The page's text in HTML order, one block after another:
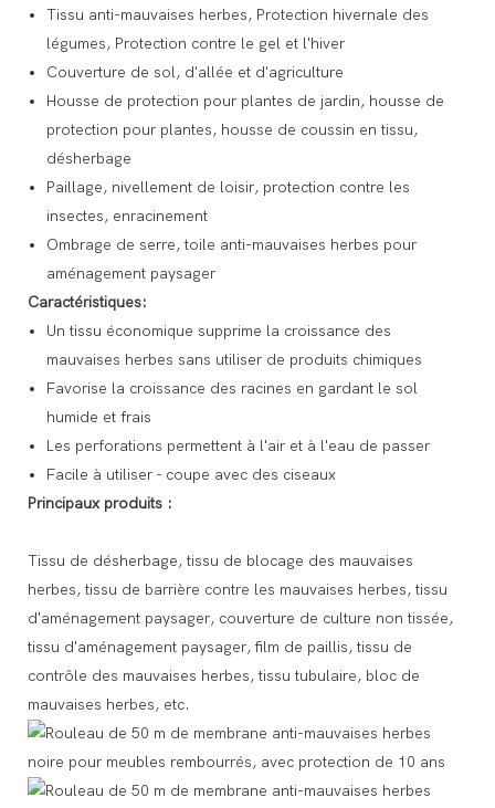
Tissu anti-mauvaises herbes, Protection hivernale des
légumes, Protection contre le gel et l'hiver
Couverture de sol, d'allée et d'agriculture
Housse de protection pour plantes de jardin, housse de
protection pour plantes, housse de coussin en tissu,
désherbage
Paillage, nivellement de loisir, protection contre les
insectes, enracinement
Ombrage de serre, toile anti-mauvaises herbes pour
aménagement paysager
Caractéristiques:
Un tissu économique supprime la croissance des
mauvaises herbes sans utiliser de produits chimiques
Favorise la croissance des racines en gardant le sol
humide et frais
Les perforations permettent à l'air et à l'eau de passer
Facile à utiliser - coupe avec des ciseaux
Principaux produits :
Tissu de désherbage, tissu de blocage des mauvaises
herbes, tissu de barrière contre les mauvaises herbes, tissu
d'aménagement paysager, couverture de culture non tissée,
tissu d'aménagement paysager, film de paillis, tissu de
contrôle des mauvaises herbes, tissu tubulaire, bloc de
mauvaises herbes, etc.